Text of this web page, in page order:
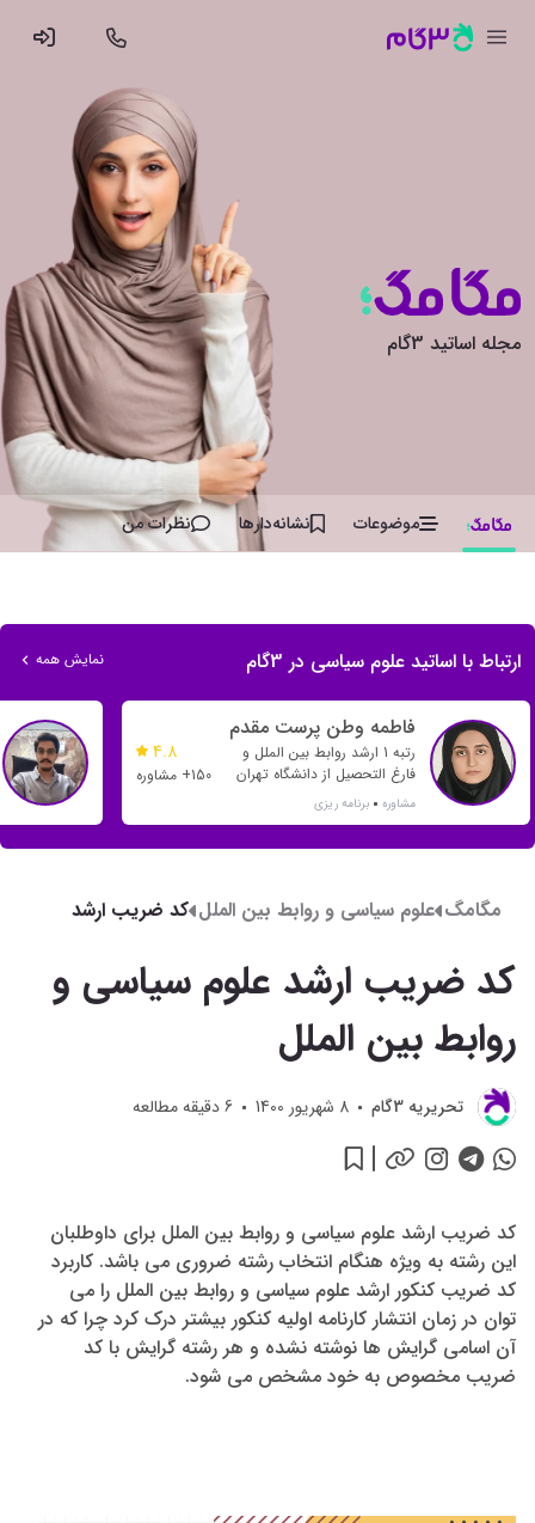
مجله اساتید 3گام
موضوعات نشانه‌دار‌ها نظرات من
ارتباط با اساتید علوم سیاسی در 3گام نمایش همه
فاطمه وطن پرست مقدم
رتبه 1 ارشد روابط بین الملل و
فارغ التحصیل از دانشگاه تهران
مشاوره برنامه ریزی
4.8
150+ مشاوره
مگامگ علوم سیاسی و روابط بین الملل کد ضریب ارشد
روابط بین الملل
کد ضریب ارشد علوم سیاسی و
روابط بین الملل
تحريريه 3گام 8 شهریور 1400 6دقیقه مطالعه
کد ضریب ارشد علوم سیاسی و روابط بین الملل برای داوطلبان
این رشته به ویژه هنگام انتخاب رشته ضروری می باشد. کاربرد
کد ضریب کنکور ارشد علوم سیاسی و روابط بین الملل را می
توان در زمان انتشار کارنامه اولیه کنکور بیشتر درک کرد چرا که در
آن اسامی گرایش ها نوشته نشده و هر رشته گرایش با کد
ضریب مخصوص به خود مشخص می شود.